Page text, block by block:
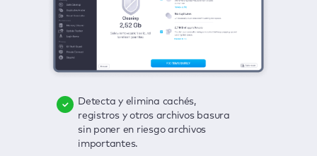
Detecta y elimina cachés,
registros y otros archivos basura
sin poner en riesgo archivos
importantes.
Elimina virus, incorpora la
protección en tiempo real y
deshazte del adware con un clic.
Descubre con un clic cualquier
posible amenaza para tu Mac:
archivos basura, virus, adware,
aplicaciones no actualizadas y